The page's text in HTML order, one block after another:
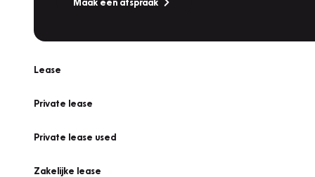
Lease
Private lease
Private lease used
Zakelijke lease